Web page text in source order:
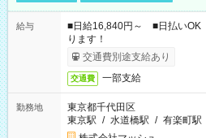
給与
■日給16,840円～ ■日払いOK
ります！
交通費別途支給あり
交通費 一部支給
勤務地
東京都千代田区
東京駅 / 水道橋駅 / 有楽町駅